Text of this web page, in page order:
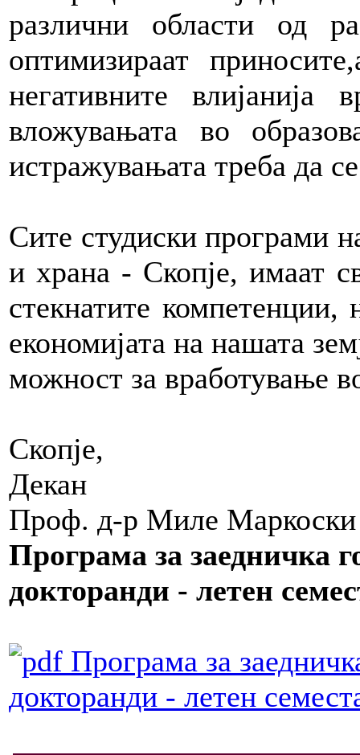
различни области од
оптимизираат
негативните влијанија
вложувањата во
истражувањата треба да
Сите студиски програми
и храна - Скопје, имаат
стекнатите
економијата на нашата
можност за вработување
Скопје,
Декан
Проф. д-р Миле Маркоски
Програма за заедничка
докторанди - летен
Програма за
докторанди - летен